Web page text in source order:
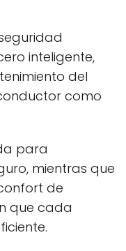
inteligente,
del
como
para
mientras que
de
que cada